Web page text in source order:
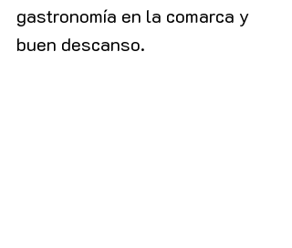
gastronomía en la comarca y
buen descanso.